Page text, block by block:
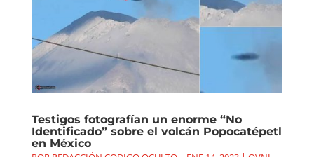
Testigos fotografían un enorme “No
Identificado” sobre el volcán Popocatépetl
en México